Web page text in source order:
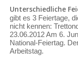
Unterschiedliche
gibt es 3 Feiertage,
nicht kennen:
23.06.2012 Am 6.
National-Feiertag.
Arbeitstag.